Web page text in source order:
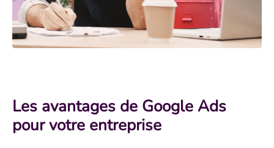
Les avantages de Google Ads
pour votre entreprise